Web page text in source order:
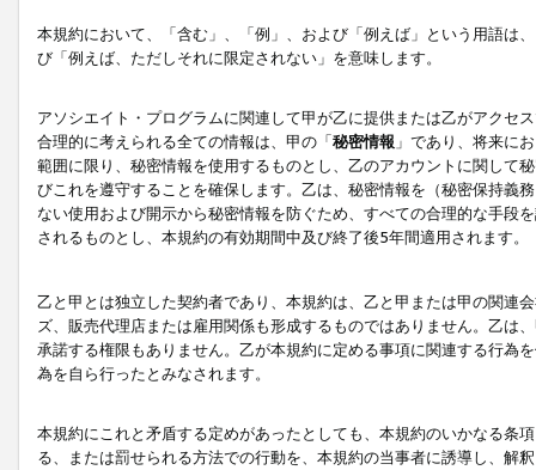
本規約において、「含む」、「例」、および「例えば」という用語は
び「例えば、ただしそれに限定されない」を意味します。
アソシエイト・プログラムに関連して甲が乙に提供または乙がアクセ
合理的に考えられる全ての情報は、甲の「秘密情報 」であり、将来に
範囲に限り、秘密情報を使用するものとし、乙のアカウントに関して
びこれを遵守することを確保します。乙は、秘密情報を（秘密保持義
ない使用および開示から秘密情報を防ぐため、すべての合理的な手段
されるものとし、本規約の有効期間中及び終了後5年間適用されます。
乙と甲とは独立した契約者であり、本規約は、乙と甲または甲の関連
ズ、販売代理店または雇用関係も形成するものではありません。乙は
承諾する権限もありません。乙が本規約に定める事項に関連する行為
為を自ら行ったとみなされます。
本規約にこれと矛盾する定めがあったとしても、本規約のいかなる条
る、または罰せられる方法での行動を、本規約の当事者に誘導し、解